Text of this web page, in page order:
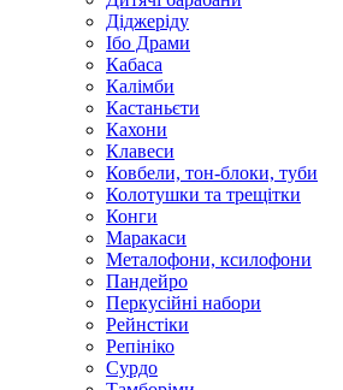
Діджеріду
Ібо Драми
Кабаса
Калімби
Кастаньєти
Кахони
Клавеси
Ковбели, тон-блоки, туби
Колотушки та трещітки
Конги
Маракаси
Металофони, ксилофони
Пандейро
Перкусійні набори
Рейнстіки
Репініко
Сурдо